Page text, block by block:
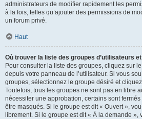
administrateurs de modifier rapidement les
à la fois, telles qu’ajouter des permissions de
un forum privé.
Haut
Où trouver la liste des groupes d’utilisateurs
Pour consulter la liste des groupes, cliquez sur
depuis votre panneau de l’utilisateur. Si vous
groupes, sélectionnez le groupe désiré et
Toutefois, tous les groupes ne sont pas en libre
nécessiter une approbation, certains sont fermés
être masqués. Si le groupe est dit « Ouvert »,
librement. Si le groupe est dit « À la demande »,